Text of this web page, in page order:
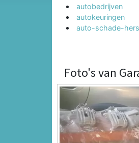
autobedrijven
autokeuringen
auto-schade-
Foto's van